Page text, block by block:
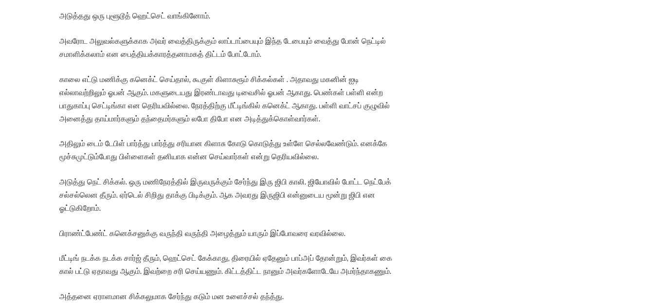
அடுத்தது ஒரு புளூடூத் ஹெட்செட் வாங்கினோம்.
அவரோட அலுவல்களுக்காக அவர் வைத்திருக்கும் லாப்டாப்பையும் இந்த டேபையும் வைத்து போன் நெட்டில்
சமாளிக்கலாம் என பைத்தியக்காரத்தனாமகத் திட்டம் போட்டோம்.
காலை எட்டு மணிக்கு கனெக்ட் செய்தால், கூகுள் கிளாசுரூம் சிக்கல்கள் . அதாவது மகனின் ஐடி
எல்லாவற்றிலும் ஓபன் ஆகும். மகளுடையது இரண்டாவது டிவைசில் ஓபன் ஆகாது. பெண்கள் பள்ளி என்ற
பாதுகாப்பு செட்டிங்கா என தெரியவில்லை. நேரத்திற்கு மீட்டிங்கில் கனெக்ட் ஆகாது. பள்ளி வாட்சப் குழுவில்
அனைத்து தாய்மார்களும் தந்தைமர்களும் லபோ திபோ என அடித்துக்கொள்வார்கள்.
அதிலும் டைம் டேபிள் பார்த்து பார்த்து சரியான கிளாசு கோடு கொடுத்து உள்ளே செல்லவேண்டும். எனக்கே
மூச்சுமுட்டும்போது பிள்ளைகள் தனியாக என்ன செய்வார்கள் என்று தெரியவில்லை.
அடுத்து நெட் சிக்கல். ஒரு மணிநேரத்தில் இருவருக்கும் சேர்ந்து இரு ஜிபி காலி. ஜியோவில் போட்ட நெட்பேக்
சல்சல்லென தீரும். ஏர்டெல் சிறிது தாக்கு பிடிக்கும். ஆக அவரது இருஜிபி என்னுடைய மூன்று ஜிபி என
ஓட்டுகிறோம்.
பிராண்ட்பேண்ட் கனெக்சனுக்கு வருந்தி வருந்தி அழைத்தும் யாரும் இப்போவரை வரவில்லை.
மீட்டிங் நடக்க நடக்க சார்ஜ் தீரும், ஹெட்செட் கேக்காது, திரையில் ஏதேனும் பாப்அப் தோன்றும், இவர்கள் கை
கால் பட்டு ஏதாவது ஆகும். இவற்றை சரி செய்யணும். கிட்டத்திட்ட நானும் அவர்களோடேயே அமர்ந்தாகணும்.
அத்தனை ஏராளமான சிக்கலுமாக சேர்ந்து கடும் மன உளைச்சல் தந்த்து.